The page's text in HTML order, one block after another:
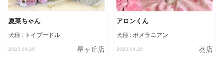
夏菜ちゃん
犬種 : トイプードル
2023.04.26 星ヶ丘店
アロンくん
犬種 : ポメラニアン
2023.04.26 葵店